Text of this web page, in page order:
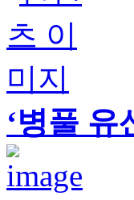
‘병풀 유